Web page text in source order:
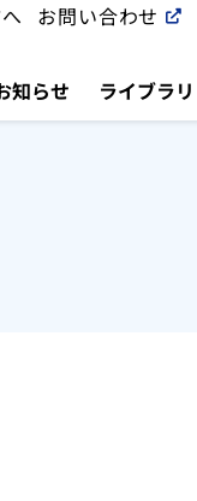
お問い合わせ
知らせ ライブラリ